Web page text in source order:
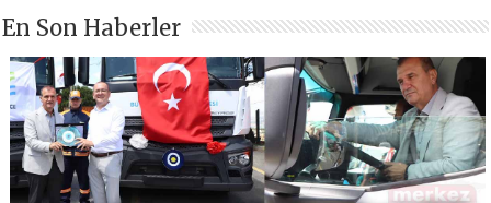
En Son Haberler